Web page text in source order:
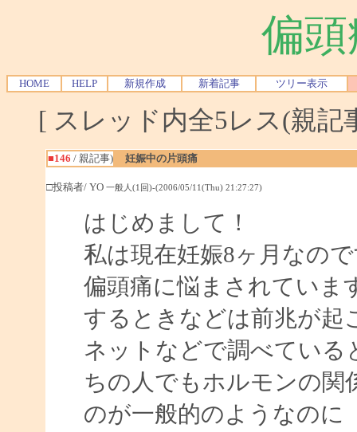
偏
HOME HELP 新規作成 新着記事 ツリー表示
[ スレッド内全5レス(親
■146 / 親記事) 妊娠中の片頭痛
□投稿者/ YO 一般人(1回)-(2006/05/11(Thu) 21:27:27)
はじめまして！
私は現在妊娠8ヶ月なの
偏頭痛に悩まされていま
するときなどは前兆が起
ネットなどで調べている
ちの人でもホルモンの関
のが一般的のようなのに